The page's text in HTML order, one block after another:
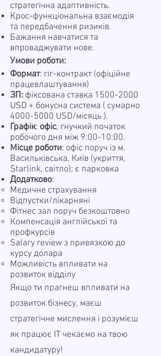
стратегічна адаптивність.
Крос-функціональна взаємодія
та передбачення ризиків.
Бажання навчатися та
впроваджувати нове.
Умови роботи:
Формат: гіг-контракт (офіційне
працевлаштування)
ЗП: фіксована ставка 1500-2000
USD + бонусна система ( сумарно
4000-5000 USD/місяць ).
Графік: офіс, гнучкий початок
робочого дня між 9:00-10:00.
Місце роботи: офіс поруч із м.
Васильківська, Київ (укриття,
Starlink, світло); є парковка
Додатково:
Медичне страхування
Відпустки/лікарняні
Фітнес зал поруч безкоштовно
Компенсація англійської та
профкурсів
Salary review з привязкою до
курсу долара
Можливість впливати на
розвиток відділу
Якщо ти прагнеш впливати на
розвиток бізнесу, маєш
стратегічне мислення і розумієш
як працює ІТ чекаємо на твою
кандидатуру!